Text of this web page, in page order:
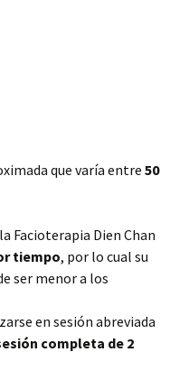
que varía entre 50
Facioterapia Dien Chan
tiempo, por lo cual su
ser menor a los
en sesión abreviada
completa de 2